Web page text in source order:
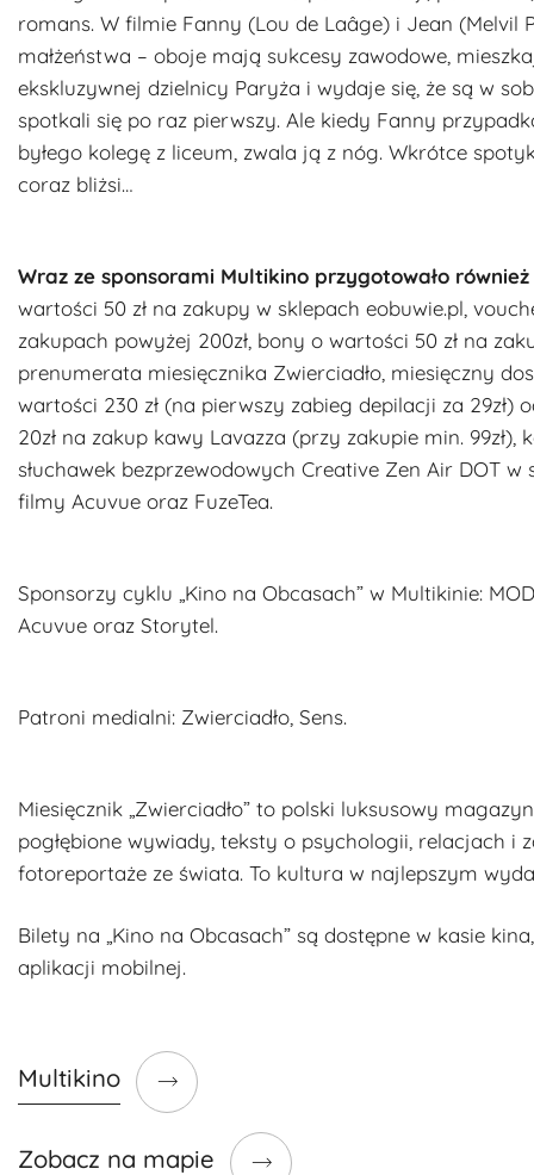
romans. W filmie Fanny (Lou de Laâge) i Jean (Melvil
małżeństwa – oboje mają sukcesy zawodowe,
ekskluzywnej dzielnicy Paryża i wydaje się, że są w
spotkali się po raz pierwszy. Ale kiedy Fanny
byłego kolegę z liceum, zwala ją z nóg. Wkrótce
coraz bliżsi…
Wraz ze sponsorami Multikino przygotowało
wartości 50 zł na zakupy w sklepach eobuwie.pl,
zakupach powyżej 200zł, bony o wartości 50 zł na
prenumerata miesięcznika Zwierciadło, miesięczny
wartości 230 zł (na pierwszy zabieg depilacji za 29zł)
20zł na zakup kawy Lavazza (przy zakupie min.
słuchawek bezprzewodowych Creative Zen Air DOT w
filmy Acuvue oraz FuzeTea.
Sponsorzy cyklu „Kino na Obcasach” w Multikinie:
Acuvue oraz Storytel.
Patroni medialni: Zwierciadło, Sens.
Miesięcznik „ Zwierciadło” to polski luksusowy
pogłębione wywiady, teksty o psychologii, relacjach i
fotoreportaże ze świata. To kultura w najlepszym
Bilety na „Kino na Obcasach” są dostępne w kasie
aplikacji mobilnej.
Multikino
Zobacz na mapie